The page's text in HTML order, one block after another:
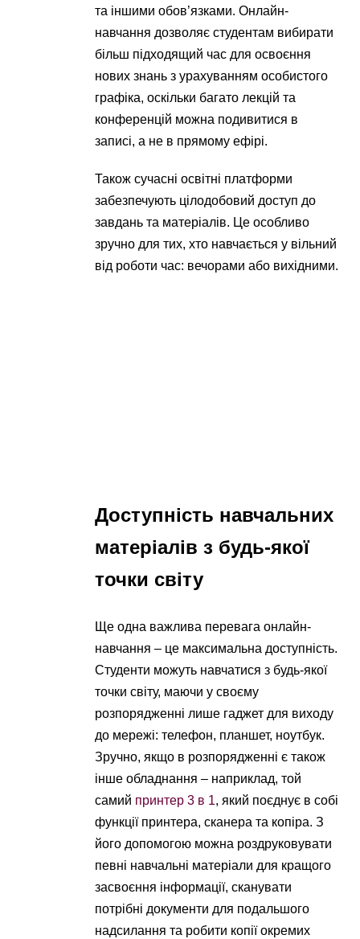
та іншими обов’язками. Онлайн-
навчання дозволяє студентам вибирати
більш підходящий час для освоєння
нових знань з урахуванням особистого
графіка, оскільки багато лекцій та
конференцій можна подивитися в
записі, а не в прямому ефірі.
Також сучасні освітні платформи
забезпечують цілодобовий доступ до
завдань та матеріалів. Це особливо
зручно для тих, хто навчається у вільний
від роботи час: вечорами або вихідними.
Доступність навчальних
матеріалів з будь-якої
точки світу
Ще одна важлива перевага онлайн-
навчання – це максимальна доступність.
Студенти можуть навчатися з будь-якої
точки світу, маючи у своєму
розпорядженні лише гаджет для виходу
до мережі: телефон, планшет, ноутбук.
Зручно, якщо в розпорядженні є також
інше обладнання – наприклад, той
самий принтер 3 в 1, який поєднує в собі
функції принтера, сканера та копіра. З
його допомогою можна роздруковувати
певні навчальні матеріали для кращого
засвоєння інформації, сканувати
потрібні документи для подальшого
надсилання та робити копії окремих